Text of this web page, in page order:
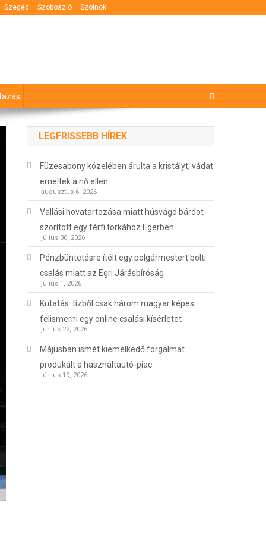
Szeged Szoboszló Szolnok
LEGFRISSEBB HÍREK
Füzesabony közelében árulta a kristályt, vádat
emeltek a nő ellen
augusztus 6, 2026
Vallási hovatartozása miatt húsvágó bárdot
szorított egy férfi torkához Egerben
július 30, 2026
Pénzbüntetésre ítélt egy polgármestert bolti
csalás miatt az Egri Járásbíróság
július 1, 2026
Kutatás: tízből csak három magyar képes
felismerni egy online csalási kísérletet
június 22, 2026
Májusban ismét kiemelkedő forgalmat
produkált a használtautó-piac
június 19, 2026